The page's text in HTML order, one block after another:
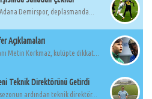
Demirspor, deplasmanda...
Açıklamaları
Metin Korkmaz, kulüpte dikkat...
Teknik Direktörünü Getirdi
ardından teknik direktör...